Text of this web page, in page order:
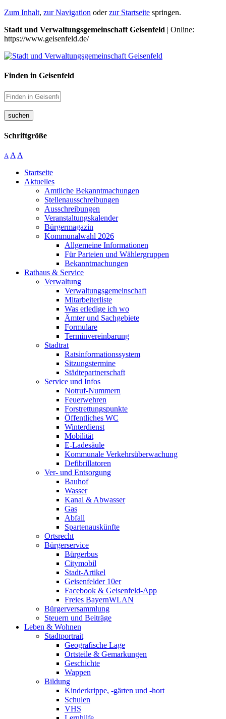
Zum Inhalt, zur Navigation oderzur Startseite springen.
Stadt und Verwaltungsgemeinschaft Geisenfeld | Online:
https://www.geisenfeld.de/
Finden in Geisenfeld
suchen
Schriftgröße
A A A
Startseite
Aktuelles
Amtliche Bekanntmachungen
Stellenausschreibungen
Ausschreibungen
Veranstaltungskalender
Bürgermagazin
Kommunalwahl 2026
Allgemeine Informationen
Für Parteien und Wählergruppen
Bekanntmachungen
Rathaus & Service
Verwaltung
Verwaltungsgemeinschaft
Mitarbeiterliste
Was erledige ich wo
Ämter und Sachgebiete
Formulare
Terminvereinbarung
Stadtrat
Ratsinformationssystem
Sitzungstermine
Städtepartnerschaft
Service und Infos
Notruf-Nummern
Feuerwehren
Forstrettungspunkte
Öffentliches WC
Winterdienst
Mobilität
E-Ladesäule
Kommunale Verkehrsüberwachung
Defibrillatoren
Ver- und Entsorgung
Bauhof
Wasser
Kanal & Abwasser
Gas
Abfall
Spartenauskünfte
Ortsrecht
Bürgerservice
Bürgerbus
Citymobil
Stadt-Artikel
Geisenfelder 10er
Facebook & Geisenfeld-App
Freies BayernWLAN
Bürgerversammlung
Steuern und Beiträge
Leben & Wohnen
Stadtportrait
Geografische Lage
Ortsteile & Gemarkungen
Geschichte
Wappen
Bildung
Kinderkrippe, -gärten und -hort
Schulen
VHS